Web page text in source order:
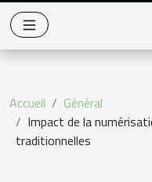
Accueil
Général
Impact de la
traditionnelles